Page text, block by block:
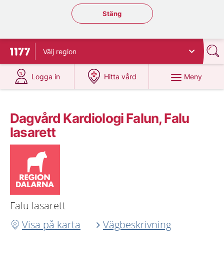
Stäng regionsväljaren
Stäng
Till startsidan för 1177
Välj region
Logga in
på 1177.se
Hitta vård
på 1177.se
Meny
Dagvård Kardiologi Falun, Falu
lasarett
Falu lasarett
Visa på karta
Vägbeskrivning